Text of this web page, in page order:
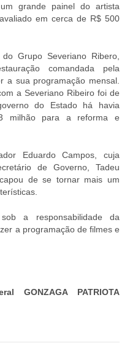
grande painel do artista
em cerca de R$ 500
Grupo Severiano Ribero,
comandada pela
a sua programação mensal.
a Severiano Ribeiro foi de
do Estado há havia
milhão para a reforma e
Eduardo Campos, cuja
de Governo, Tadeu
de se tornar mais um
a responsabilidade da
a programação de filmes e
GONZAGA PATRIOTA